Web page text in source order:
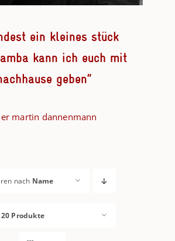
ein kleines stück
kann ich euch mit
geben“
martin dannenmann
nach Name
20 Produkte